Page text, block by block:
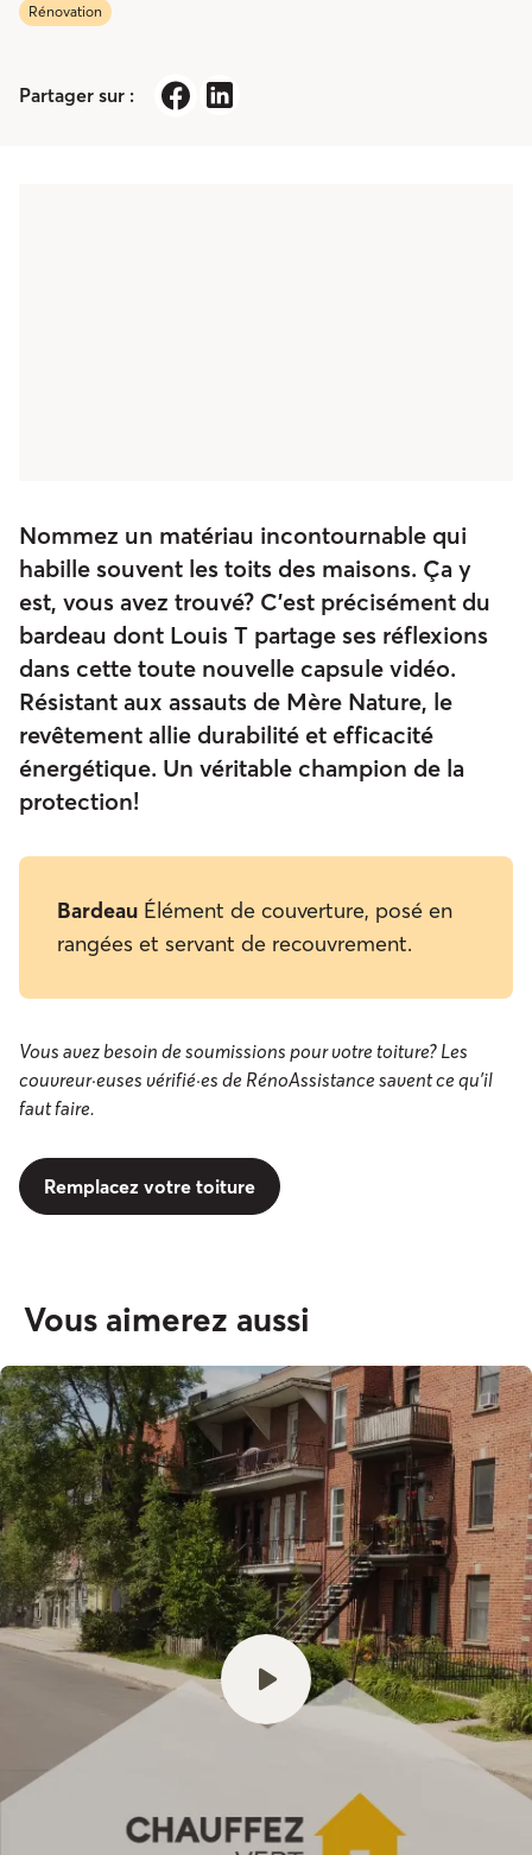
Rénovation
Partager sur :
Nommez un matériau incontournable qui
habille souvent les toits des maisons. Ça y
est, vous avez trouvé? C’est précisément du
bardeau dont Louis T partage ses réflexions
dans cette toute nouvelle capsule vidéo.
Résistant aux assauts de Mère Nature, le
revêtement allie durabilité et efficacité
énergétique. Un véritable champion de la
protection!
Bardeau Élément de couverture, posé en
rangées et servant de recouvrement.
Vous avez besoin de soumissions pour votre toiture? Les
couvreur·euses vérifié·es de RénoAssistance savent ce qu'il
faut faire.
Remplacez votre toiture
Vous aimerez aussi